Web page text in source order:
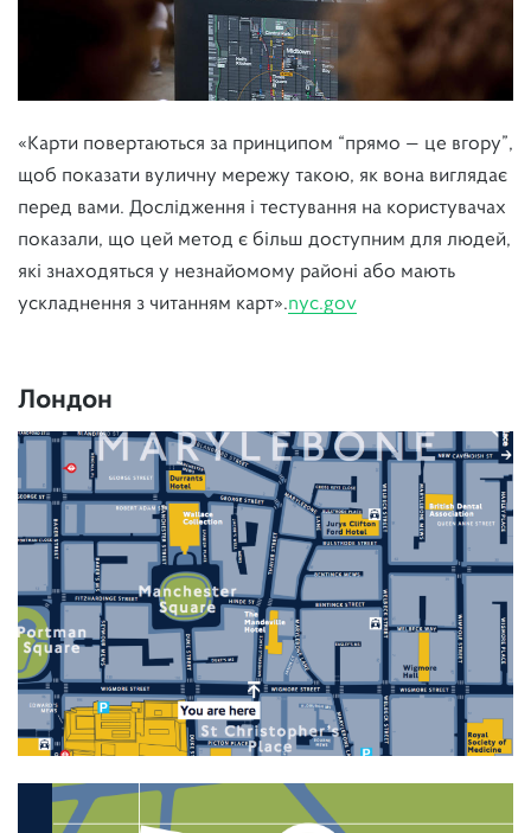
«Карти повертаються за принципом “прямо — це вгору”,
щоб показати вуличну мережу такою, як вона виглядає
перед вами. Дослідження і тестування на користувачах
показали, що цей метод є більш доступним для людей,
які знаходяться у незнайомому районі або мають
ускладнення з читанням карт».nyc.gov
Лондон